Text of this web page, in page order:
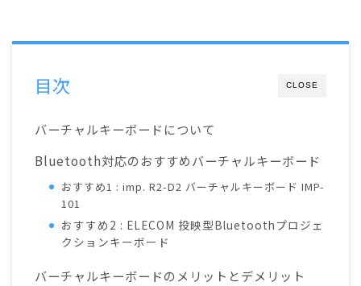
CLOSE
目次
バーチャルキーボードについて
Bluetooth対応のおすすめバーチャルキーボード
おすすめ1 : imp. R2-D2 バーチャルキーボード IMP-
101
おすすめ2 : ELECOM 投映型Bluetoothプロジェ
クションキーボード
バーチャルキーボードのメリットとデメリット